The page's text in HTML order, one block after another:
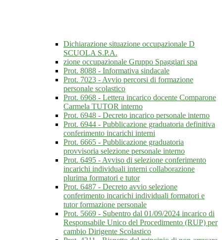
Dichiarazione situazione occupazionale D
SCUOLA S.P.A.
zione occupazionale Gruppo Spaggiari spa
Prot. 8088 - Informativa sindacale
Prot. 7023 - Avvio percorsi di formazione
personale scolastico
Prot. 6968 - Lettera incarico docente Comparone
Carmela TUTOR interno
Prot. 6948 - Decreto incarico personale interno
Prot. 6944 - Pubblicazione graduatoria definitiva
conferimento incarichi interni
Prot. 6665 - Pubblicazione graduatoria
provvisoria selezione personale interno
Prot. 6495 - Avviso di selezione conferimento
incarichi individuali interni collaborazione
plurima formatori e tutor
Prot. 6487 - Decreto avvio selezione
conferimento incarichi individuali formatori e
tutor formazione personale
Prot. 5669 - Subentro dal 01/09/2024 incarico di
Responsabile Unico del Procedimento (RUP) per
cambio Dirigente Scolastico